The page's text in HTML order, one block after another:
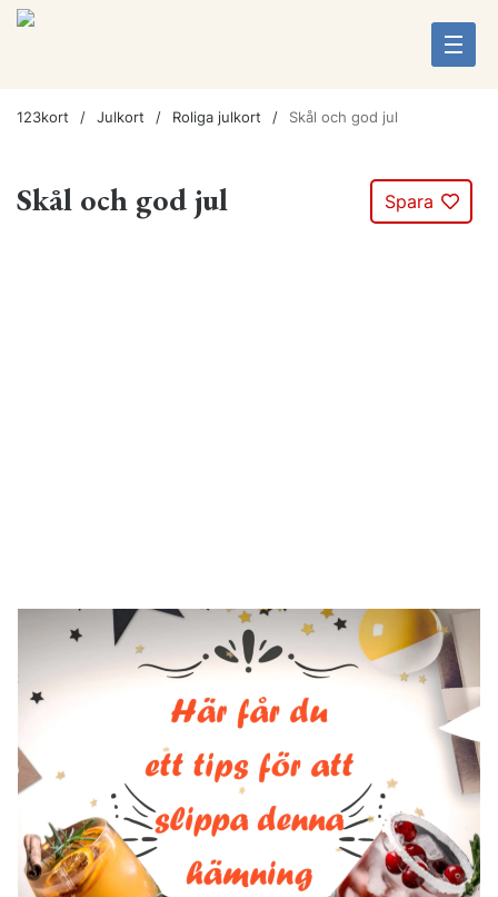
123kort Julkort Roliga julkort Skål och god jul
Skål och god jul Spara